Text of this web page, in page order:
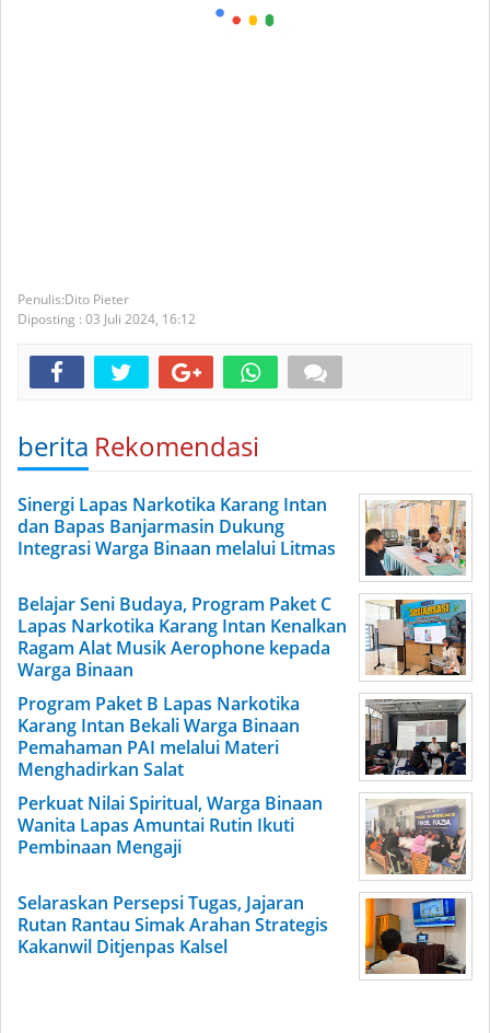
Dito Pieter
Diposting : 03 Juli 2024, 16:12
berita Rekomendasi
Sinergi Lapas Narkotika Karang Intan
dan Bapas Banjarmasin Dukung
Integrasi Warga Binaan melalui Litmas
Belajar Seni Budaya, Program Paket C
Lapas Narkotika Karang Intan Kenalkan
Ragam Alat Musik Aerophone kepada
Warga Binaan
Program Paket B Lapas Narkotika
Karang Intan Bekali Warga Binaan
Pemahaman PAI melalui Materi
Menghadirkan Salat
Perkuat Nilai Spiritual, Warga Binaan
Wanita Lapas Amuntai Rutin Ikuti
Pembinaan Mengaji
Selaraskan Persepsi Tugas, Jajaran
Rutan Rantau Simak Arahan Strategis
Kakanwil Ditjenpas Kalsel